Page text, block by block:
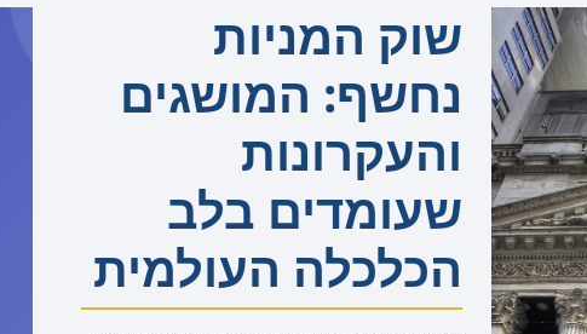
שוק המניות
נחשף: המושגים
והעקרונות
שעומדים בלב
הכלכלה העולמית